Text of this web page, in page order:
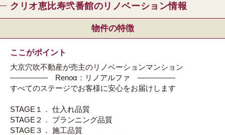
クリオ恵比寿弐番館のリノベーション情報
物件の特徴
ここがポイント
大京穴吹不動産が売主のリノベーションマンション
――――― Renoα：リノアルファ ―――――
すべてのステージでお客様に安心をお届けします
STAGE１． 仕入れ品質
STAGE２． プランニング品質
STAGE３． 施工品質